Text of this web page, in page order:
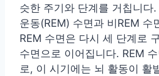
슷한 주기와 단계를 거칩니다
운동(REM) 수면과 비REM 수
REM 수면은 다시 세 단계로
수면으로 이어집니다. REM
로, 이 시기에는 뇌 활동이 활